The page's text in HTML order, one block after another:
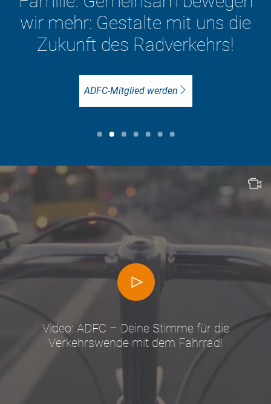
gezielt für die Interessen der
Radfahrenden vor Ort ein.
Video: ADFC – Deine Stimme für die
Verkehrswende mit dem Fahrrad!